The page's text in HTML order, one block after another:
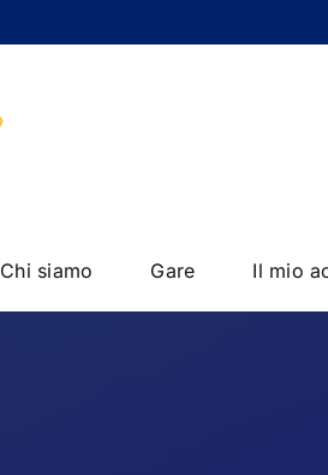
Chi siamo Gare Il mio